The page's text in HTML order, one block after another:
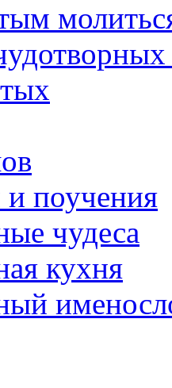
поучения
чудеса
кухня